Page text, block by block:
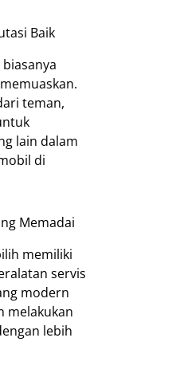
Baik
teman,
lain dalam
di
Memadai
memiliki
servis
modern
melakukan
lebih